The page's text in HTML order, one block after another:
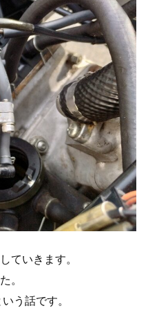
ていきます。
。
う話です。